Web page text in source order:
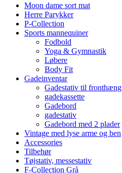
Moon dame sort mat
Herre Parykker
P-Collection
Sports mannequiner
Fodbold
Yoga & Gymnastik
Løbere
Body Fit
Gadeinventar
Gadestativ til fronthæng
gadekassette
Gadebord
gadestativ
Gadebord med 2 plader
Vintage med lyse arme og ben
Accessories
Tilbehør
Tøjstativ, messestativ
F-Collection Grå